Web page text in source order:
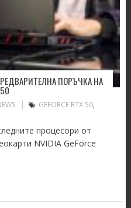
ПОРЪЧКА НА
GEFORCE RTX 50,
процесори от
NVIDIA GeForce